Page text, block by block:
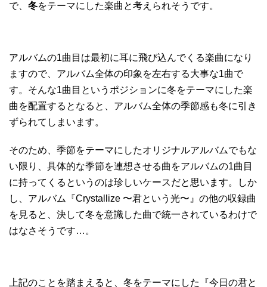
で、 冬をテーマにした楽曲と考えられそうです。
アルバムの1曲目は最初に耳に飛び込んでくる楽曲になり
ますので、アルバム全体の印象を左右する大事な1曲で
す。そんな1曲目というポジションに冬をテーマにした楽
曲を配置するとなると、アルバム全体の季節感も冬に引き
ずられてしまいます。
そのため、季節をテーマにしたオリジナルアルバムでもな
い限り、具体的な季節を連想させる曲をアルバムの1曲目
に持ってくるというのは珍しいケースだと思います。しか
し、アルバム『Crystallize 〜君という光〜』の他の収録曲
を見ると、決して冬を意識した曲で統一されているわけで
はなさそうです…。
上記のことを踏まえると、冬をテーマにした『今日の君と